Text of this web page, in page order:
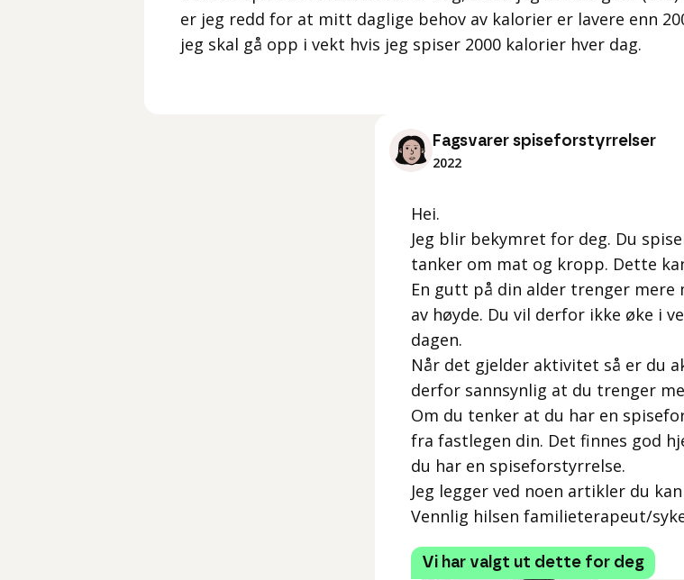
er jeg redd for at mitt daglige behov av kalorier er lavere enn
jeg skal gå opp i vekt hvis jeg spiser 2000 kalorier hver dag.
Fagsvarer spiseforstyrrelser
2022
Hei.
Jeg blir bekymret for deg. Du
tanker om mat og kropp. Dette
En gutt på din alder trenger mere
av høyde. Du vil derfor ikke øke i
dagen.
Når det gjelder aktivitet så er du
derfor sannsynlig at du trenger
Om du tenker at du har en
fra fastlegen din. Det finnes god
du har en spiseforstyrrelse.
Jeg legger ved noen artikler du kan
Vennlig hilsen familieterapeut/
Vi har valgt ut dette for deg